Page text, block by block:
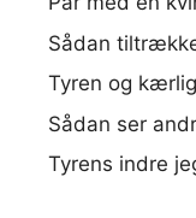
Sådan
Tyren og
Sådan ser
Tyrens indre